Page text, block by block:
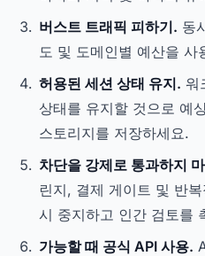
버스트 트래픽 피하기. 동
도 및 도메인별 예산을 사
허용된 세션 상태 유지. 워
상태를 유지할 것으로 예
스토리지를 저장하세요.
차단을 강제로 통과하지
린지, 결제 게이트 및 반
시 중지하고 인간 검토를
가능할 때 공식 API 사용.